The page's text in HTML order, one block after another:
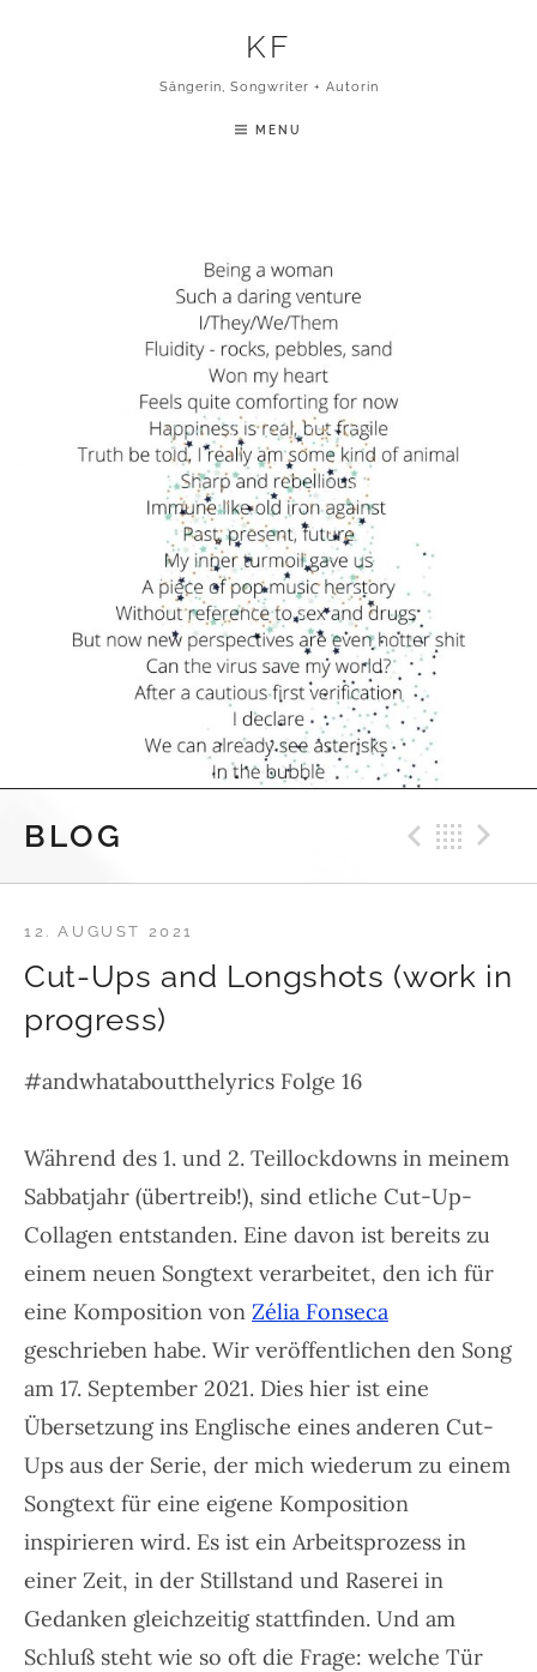
KF
Sängerin, Songwriter + Autorin
MENU
BLOG
Cut-Ups and Longshots (work in
progress)
12. AUGUST 2021
#andwhataboutthelyrics Folge 16
Während des 1. und 2. Teillockdowns in meinem
Sabbatjahr (übertreib!), sind etliche Cut-Up-
Collagen entstanden. Eine davon ist bereits zu
einem neuen Songtext verarbeitet, den ich für
eine Komposition von Zélia Fonseca
geschrieben habe. Wir veröffentlichen den Song
am 17. September 2021. Dies hier ist eine
Übersetzung ins Englische eines anderen Cut-
Ups aus der Serie, der mich wiederum zu einem
Songtext für eine eigene Komposition
inspirieren wird. Es ist ein Arbeitsprozess in
einer Zeit, in der Stillstand und Raserei in
Gedanken gleichzeitig stattfinden. Und am
Schluß steht wie so oft die Frage: welche Tür